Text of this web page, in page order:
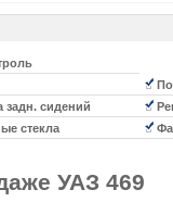
задн. сидений
стекла
УАЗ 469